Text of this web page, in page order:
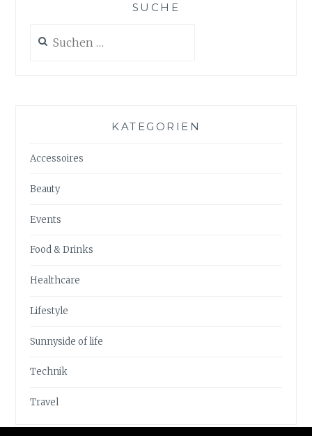
SUCHE
nach:
KATEGORIEN
Accessoires
Beauty
Events
Food & Drinks
Healthcare
Lifestyle
Sunnyside of life
Technik
Travel